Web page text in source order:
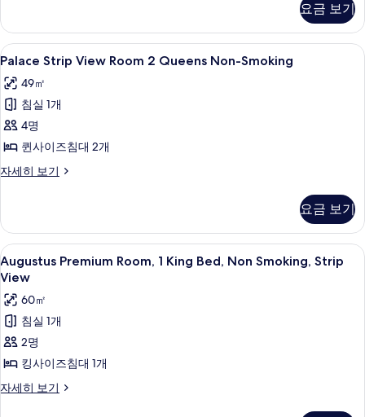
진
모
두
보
기
1
King
Non-
자
세
히
보
기
요금 보기
Palace
Strip
View
Room
2
Queens
Non-
Smoking
진
모
두
보
기
Palace Strip View Room 2 Queens
4
Palace Strip View Room 2 Queens Non-Smoking
49㎡
침실 1개
4명
퀸사이즈침대 2개
자세히 보기
Palace
2
Queens
Non-
Smoking
세
히
보
기
요금 보기
Augustus
Premium
Room,
1
King
Bed,
Non
Smoking,
필로우탑 침대, 객실 내 금고, 책상, 암
5
Augustus Premium Room, 1 King Bed, Non Smoking, Strip
View
60㎡
침실 1개
2명
킹사이즈침대 1개
자세히 보기
Augustus